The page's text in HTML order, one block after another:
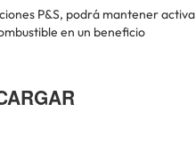
P&S, podrá mantener activa
en un beneficio